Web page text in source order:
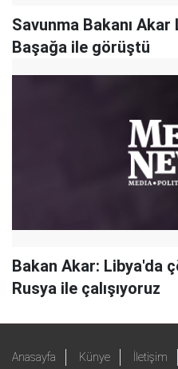
Savunma Bakanı
Başağa ile görüştü
Bakan Akar: Libya'da
Rusya ile çalışıyoruz
Anasayfa Künye İletişim